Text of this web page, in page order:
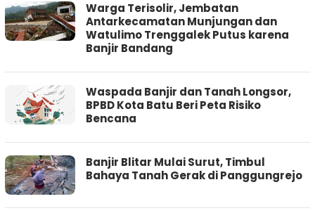
Warga Terisolir, Jembatan
Antarkecamatan Munjungan dan
Watulimo Trenggalek Putus karena
Banjir Bandang
Waspada Banjir dan Tanah Longsor,
BPBD Kota Batu Beri Peta Risiko
Bencana
Banjir Blitar Mulai Surut, Timbul
Bahaya Tanah Gerak di Panggungrejo